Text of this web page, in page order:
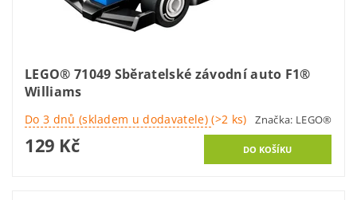
LEGO® 71049 Sběratelské závodní auto F1®
Williams
Do 3 dnů (skladem u dodavatele)(>2 ks) Značka: LEGO®
129 Kč